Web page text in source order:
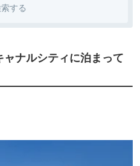
icotto 楽天トラベル
ホテル
icotto
9,500円〜
楽天トラベル
シティホ
テル
9,656円〜 14,900円〜
リゾート
する
ナルシティに泊まって